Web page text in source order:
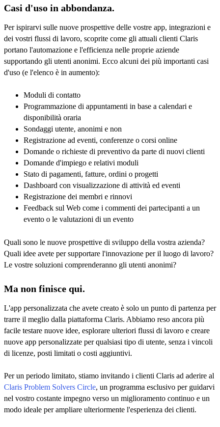
Casi d'uso in abbondanza.
Per ispirarvi sulle nuove prospettive delle vostre app, integrazioni e
dei vostri flussi di lavoro, scoprite come gli attuali clienti Claris
portano l'automazione e l'efficienza nelle proprie aziende
supportando gli utenti anonimi. Ecco alcuni dei più importanti casi
d'uso (e l'elenco è in aumento):
Moduli di contatto
Programmazione di appuntamenti in base a calendari e
disponibilità oraria
Sondaggi utente, anonimi e non
Registrazione ad eventi, conferenze o corsi online
Domande o richieste di preventivo da parte di nuovi clienti
Domande d'impiego e relativi moduli
Stato di pagamenti, fatture, ordini o progetti
Dashboard con visualizzazione di attività ed eventi
Registrazione dei membri e rinnovi
Feedback sul Web come i commenti dei partecipanti a un
evento o le valutazioni di un evento
Quali sono le nuove prospettive di sviluppo della vostra azienda?
Quali idee avete per supportare l'innovazione per il luogo di lavoro?
Le vostre soluzioni comprenderanno gli utenti anonimi?
Ma non finisce qui.
L'app personalizzata che avete creato è solo un punto di partenza per
trarre il meglio dalla piattaforma Claris. Abbiamo reso ancora più
facile testare nuove idee, esplorare ulteriori flussi di lavoro e creare
nuove app personalizzate per qualsiasi tipo di utente, senza i vincoli
di licenze, posti limitati o costi aggiuntivi.
Per un periodo limitato, stiamo invitando i clienti Claris ad aderire al
Claris Problem Solvers Circle, un programma esclusivo per guidarvi
nel vostro costante impegno verso un miglioramento continuo e un
modo ideale per ampliare ulteriormente l'esperienza dei clienti.